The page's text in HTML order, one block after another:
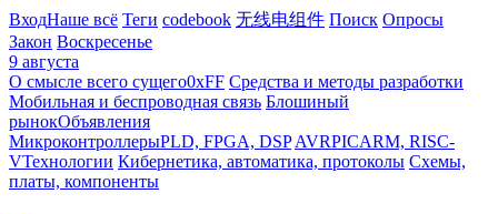
ВходНаше всё Теги codebook 无线电组件 Поиск Опросы
Закон Воскресенье
9 августа
О смысле всего сущего0xFF Средства и методы разработки
Мобильная и беспроводная связь Блошиный
рынокОбъявления
МикроконтроллерыPLD, FPGA, DSP AVRPICARM, RISC-
VТехнологии Кибернетика, автоматика, протоколы Схемы,
платы, компоненты